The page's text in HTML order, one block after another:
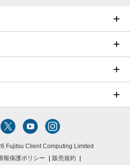
Fujitsu Client Computing Limited
報保護ポリシー 販売規約